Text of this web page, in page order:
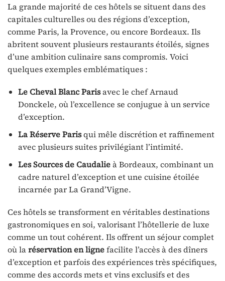
La grande majorité de ces hôtels se situent dans des
capitales culturelles ou des régions d’exception,
comme Paris, la Provence, ou encore Bordeaux. Ils
abritent souvent plusieurs restaurants étoilés, signes
d’une ambition culinaire sans compromis. Voici
quelques exemples emblématiques :
Le Cheval Blanc Parisavec le chef Arnaud
Donckele, où l’excellence se conjugue à un service
d’exception.
La Réserve Parisqui mêle discrétion et raffinement
avec plusieurs suites privilégiant l’intimité.
Les Sources de Caudalieà Bordeaux, combinant un
cadre naturel d’exception et une cuisine étoilée
incarnée par La Grand’Vigne.
Ces hôtels se transforment en véritables destinations
gastronomiques en soi, valorisant l’hôtellerie de luxe
comme un tout cohérent. Ils offrent un séjour complet
où laréservation en lignefacilite l’accès à des dîners
d’exception et parfois des expériences très spécifiques,
comme des accords mets et vins exclusifs et des